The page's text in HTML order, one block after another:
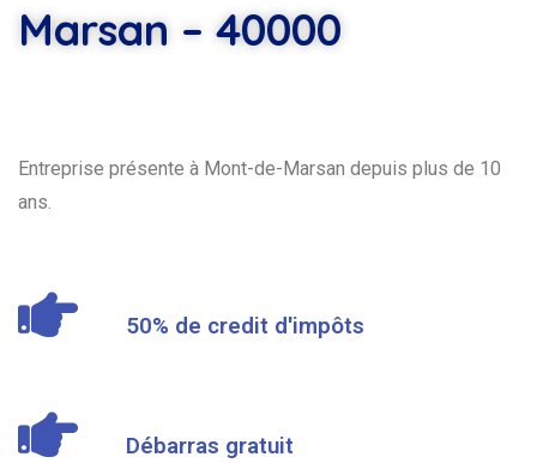
Marsan – 40000
Entreprise présente à Mont-de-Marsan depuis plus de 10
ans.
50% de credit d'impôts
Débarras gratuit